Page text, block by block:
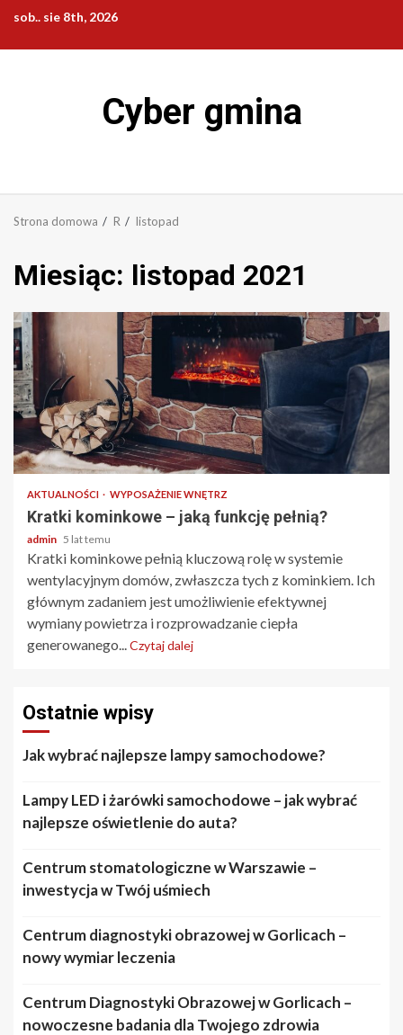
Przejdź
treści
sob.. sie 8th, 2026
Cyber gmina
Strona domowa R listopad
Miesiąc: listopad 2021
2 min odczytu
AKTUALNOŚCI WYPOSAŻENIE WNĘTRZ
Kratki kominkowe – jaką funkcję pełnią?
admin 5 lat temu
Kratki kominkowe pełnią kluczową rolę w systemie
wentylacyjnym domów, zwłaszcza tych z kominkiem. Ich
głównym zadaniem jest umożliwienie efektywnej
wymiany powietrza i rozprowadzanie ciepła
generowanego...Czytaj dalej
Ostatnie wpisy
Jak wybrać najlepsze lampy samochodowe?
Lampy LED i żarówki samochodowe – jak wybrać
najlepsze oświetlenie do auta?
Centrum stomatologiczne w Warszawie –
inwestycja w Twój uśmiech
Centrum diagnostyki obrazowej w Gorlicach –
nowy wymiar leczenia
Centrum Diagnostyki Obrazowej w Gorlicach –
nowoczesne badania dla Twojego zdrowia